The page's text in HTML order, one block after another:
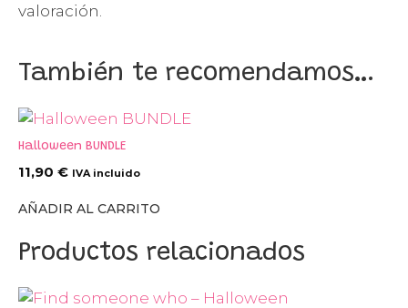
valoración.
También te recomendamos…
Halloween BUNDLE
11,90 € IVA incluido
AÑADIR AL CARRITO
Productos relacionados